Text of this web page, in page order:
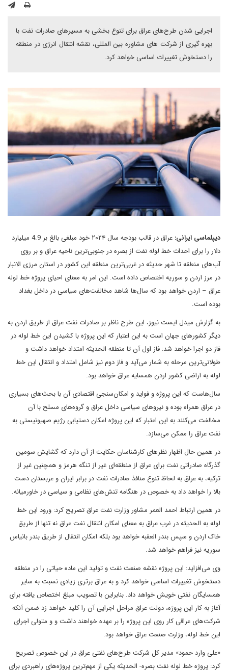
اجرایی شدن طرح‌های عراق برای تنوع بخشی به مسیرهای صادرات نفت با
بهره گیری از شرکت های مشاوره بین المللی، نقشه انتقال انرژی در منطقه
را دستخوش تغییرات اساسی خواهد کرد.
دیپلماسی ایرانی:
عراق در قالب بودجه سال ۲۰۲۴ خود مبلغی بالغ بر 4.9 میلیارد
دلار را برای احداث خط لوله نفت از بصره در جنوبی‌ترین ناحیه عراق و بر روی
آب‌های منطقه تا شهر حدیثه در غربی‌ترین منطقه این کشور در استان مرزی الانبار
در مرز اردن و سوریه اختصاص داده است. این امر به معنای احیای پروژه خط لوله
عراق – اردن خواهد بود که سال‌ها شاهد مخالفت‌های سیاسی در داخل بغداد
بوده است.
به گزارش میدل ایست نیوز، این طرح ناظر بر صادرات نفت عراق از طریق اردن به
دیگر کشورهای جهان است به این اعتبار که این پروژه با کشیدن این خط لوله در
فاز دو اجرا خواهد شد: فاز اول آن تا منطقه الحدیثه امتداد خواهد داشت و
طولانی‌ترین مرحله به شمار می‌آید و فاز دوم نیز شامل امتداد و انتقال این خط
لوله به اراضی کشور اردن همسایه عراق خواهد بود.
سال‌هاست که این پروژه و فواید و امکان‌سنجی اقتصادی آن با بحث‌های بسیاری
در عراق همراه بوده و نیروهای سیاسی داخل عراق و گروه‌های مسلح با آن
مخالفت می‌کنند به این اعتبار که این پروژه امکان دستیابی رژیم صهیونیستی به
نفت عراق را ممکن می‌سازد.
در همین حال اظهار نظرهای کارشناسان حکایت از آن دارد که گشایش سومین
گذرگاه صادراتی نفت برای عراق از منطقه‌ای غیر از تنگه هرمز و همچنین غیر از
ترکیه، به عراق به لحاظ تنوع منافذ صادرات نفت در برابر ایران و عربستان دست
بالا را خواهد داد به خصوص در هنگامه تنش‌های نظامی و سیاسی در خاورمیانه.
در همین ارتباط احمد العمر مشاور وزارت نفت عراق تصریح کرد: ورود این خط
لوله به الحدیثه در غرب عراق به معنای امکان انتقال نفت عراق نه تنها از طریق
خاک اردن و سپس بندر العقبه خواهد بود بلکه امکان انتقال از طریق بندر بانیاس
سوریه نیز فراهم خواهد شد.
وی می‌افزاید: این پروژه نقشه صنعت نفت و تولید این ماده حیاتی را در منطقه
دستخوش تغییرات اساسی خواهد کرد و به عراق برتری زیادی نسبت به سایر
همسایگان نفتی خویش خواهد داد. بنابراین با تصویب مبلغ اختصاص یافته برای
آغاز به کار این پروژه، دولت عراق مراحل اجرایی آن را کلید خواهد زد ضمن آنکه
شرکت‌های عراقی کار روی این پروژه را بر عهده خواهند داشت و و متولی اجرای
این خط لوله، وزارت صنعت عراق خواهد بود.
«علی وارد حمود» مدیر کل شرکت طرح‌های نفتی عراق در این خصوص تصریح
کرد: پروژه خط لوله نفت بصره- الحدیثه یکی از مهم‌ترین پروژه‌های راهبردی برای